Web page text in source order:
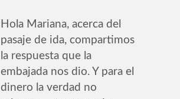
Hola Mariana, acerca del
pasaje de ida, compartimos
la respuesta que la
embajada nos dio. Y para el
dinero la verdad no